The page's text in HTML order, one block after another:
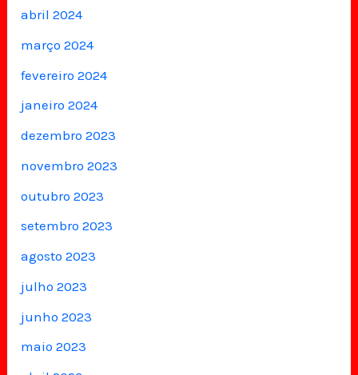
abril 2024
março 2024
fevereiro 2024
janeiro 2024
dezembro 2023
novembro 2023
outubro 2023
setembro 2023
agosto 2023
julho 2023
junho 2023
maio 2023